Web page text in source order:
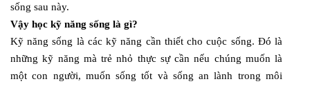
sống sau này.
Vậy học kỹ năng sống là gì?
Kỹ năng sống là các kỹ năng cần thiết cho cuộc sống. Đó là
những kỹ năng mà trẻ nhỏ thực sự cần nếu chúng muốn là
một con người, muốn sống tốt và sống an lành trong môi